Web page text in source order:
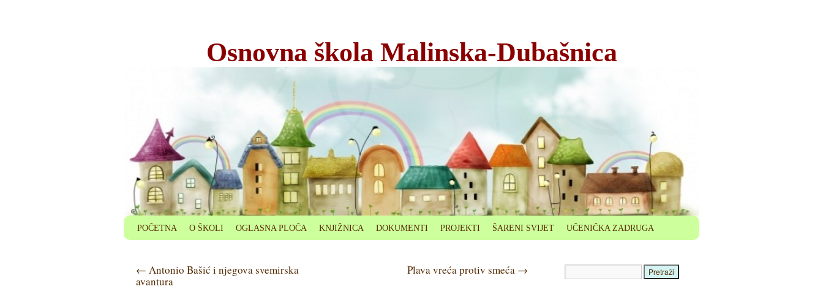
Osnovna škola Malinska-Dubašnica
POČETNA O ŠKOLI OGLASNA PLOČA KNJIŽNICA DOKUMENTI PROJEKTI ŠARENI SVIJET UČENIČKA ZADRUGA
← Antonio Bašić i njegova svemirska
avantura
Plava vreća protiv smeća →